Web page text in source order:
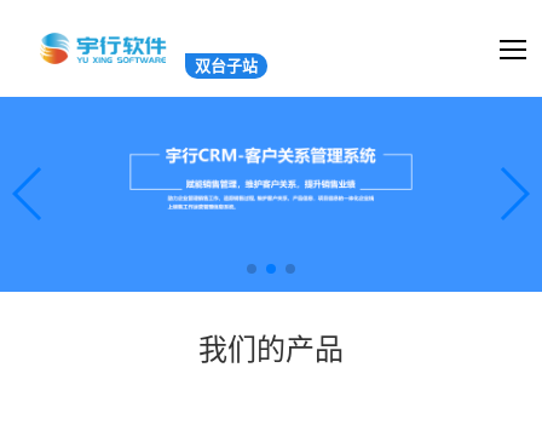
双台子站
我们的产品